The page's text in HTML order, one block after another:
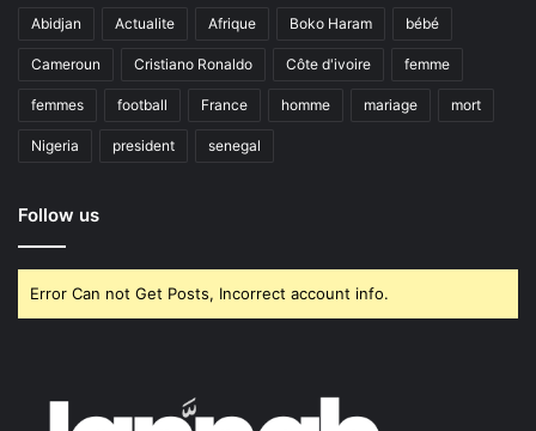
Abidjan Actualite Afrique Boko Haram bébé
Cameroun Cristiano Ronaldo Côte d'ivoire femme
femmes football France homme mariage mort
Nigeria president senegal
Follow us
Error Can not Get Posts, Incorrect account info.